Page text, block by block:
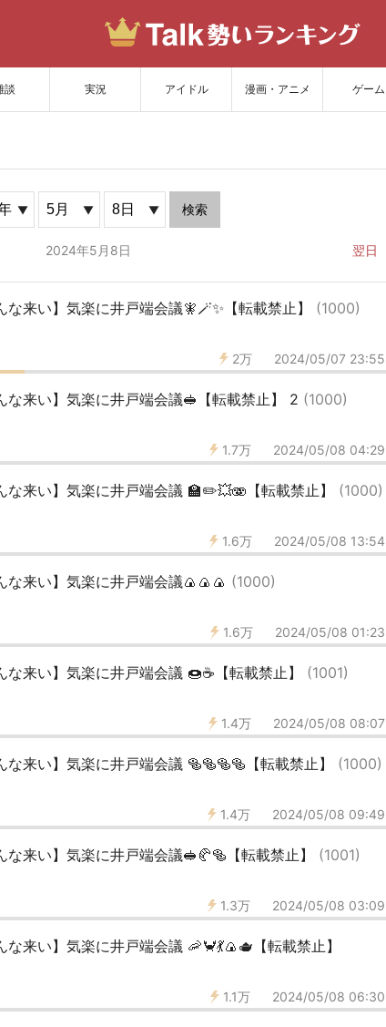
談 実況 アイドル 漫画・アニメ ゲーム
サイトを更新
検索
2024年5月8日 翌日
来い】気楽に井戸端会議🧚🪄✨【転載禁止】 (1000)
2万 2024/05/07 23:55
な来い】気楽に井戸端会議🥪【転載禁止】 2 (1000)
1.7万 2024/05/08 04:29
な来い】気楽に井戸端会議 🏫✏️💥🫨【転載禁止】 (1000)
1.6万 2024/05/08 13:54
来い】気楽に井戸端会議🍙🍙🍙 (1000)
1.6万 2024/05/08 01:23
来い】気楽に井戸端会議 🍩☕️【転載禁止】 (1001)
1.4万 2024/05/08 08:07
来い】気楽に井戸端会議 🥯🥯🥯🥯【転載禁止】 (1000)
1.4万 2024/05/08 09:49
来い】気楽に井戸端会議🥪🥐🥯【転載禁止】 (1001)
1.3万 2024/05/08 03:09
来い】気楽に井戸端会議 🦐🦀💃🍙🫖【転載禁止】
1.1万 2024/05/08 06:30